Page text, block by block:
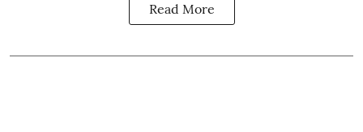
Read More